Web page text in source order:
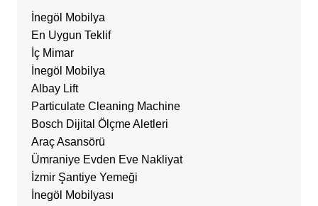
İnegöl Mobilya
En Uygun Teklif
İç Mimar
İnegöl Mobilya
Albay Lift
Particulate Cleaning Machine
Bosch Dijital Ölçme Aletleri
Araç Asansörü
Ümraniye Evden Eve Nakliyat
İzmir Şantiye Yemeği
İnegöl Mobilyası